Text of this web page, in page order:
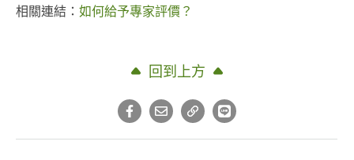
相關連結： 如何給予專家評價？
回到上方